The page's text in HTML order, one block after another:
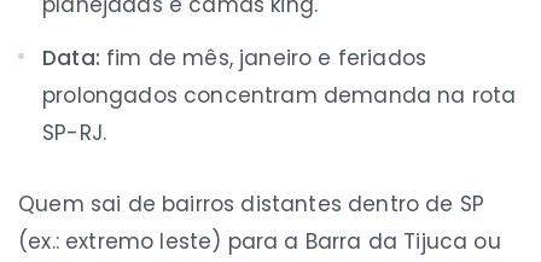
Data: fim de mês, janeiro e feriados
prolongados concentram demanda na rota
SP-RJ.
Quem sai de bairros distantes dentro de SP
(ex.: extremo leste) para a Barra da Tijuca ou